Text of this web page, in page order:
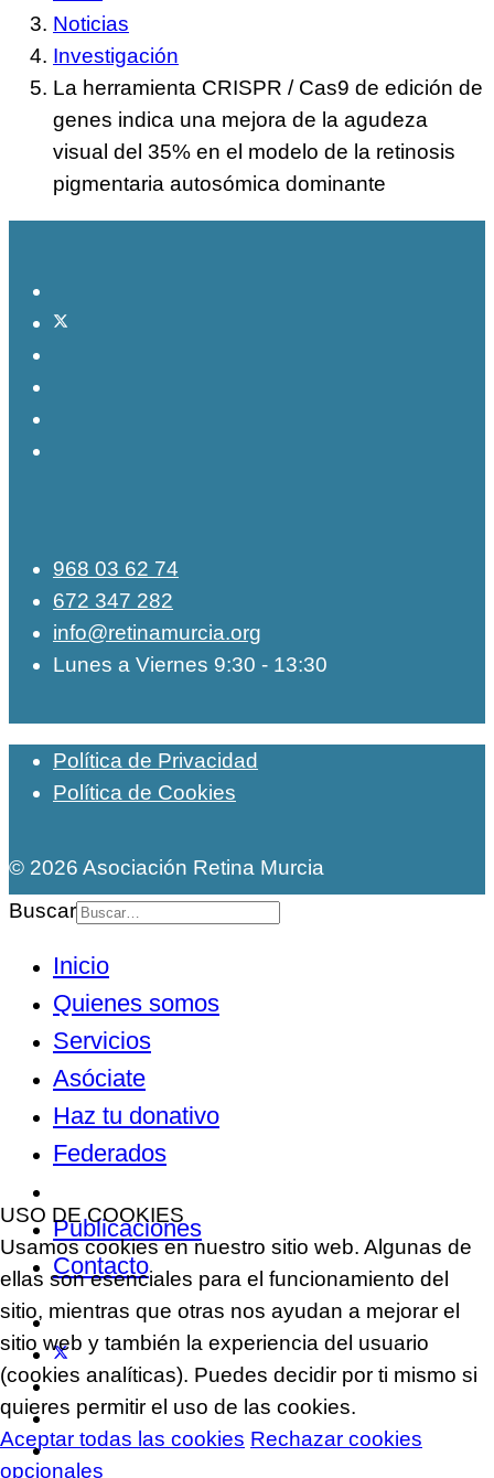
Noticias
Investigación
La herramienta CRISPR / Cas9 de edición de
genes indica una mejora de la agudeza
visual del 35% en el modelo de la retinosis
pigmentaria autosómica dominante
968 03 62 74
672 347 282
info@retinamurcia.org
Lunes a Viernes 9:30 - 13:30
Política de Privacidad
Política de Cookies
© 2026 Asociación Retina Murcia
Buscar
Inicio
Quienes somos
Servicios
Asóciate
Haz tu donativo
Federados
Publicaciones
Contacto
USO DE COOKIES
Usamos cookies en nuestro sitio web. Algunas de
ellas son esenciales para el funcionamiento del
sitio, mientras que otras nos ayudan a mejorar el
sitio web y también la experiencia del usuario
(cookies analíticas). Puedes decidir por ti mismo si
quieres permitir el uso de las cookies.
Aceptar todas las cookies Rechazar cookies
opcionales